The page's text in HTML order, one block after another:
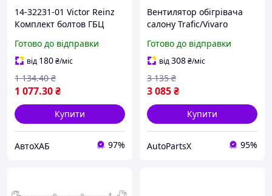
14-32231-01 Victor Reinz
Комплект болтов ГБЦ
CDTI 00-
Готово до відправки
від 180₴/міс
1 077.30₴
1 134.40 ₴
Купити
АвтоХАБ 97%
Вентилятор обігрівача
салону Trafic/Vivaro
01> (GOODREM)
Готово до відправки
від308₴/міс
3 085₴
3 135 ₴
Купити
AutoPartsX 95%